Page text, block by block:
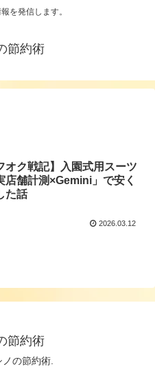
を発信します。
節約術
オク戦記】入園式用スーツ
店舗計測×Gemini」で安く
た話
2026.03.12
節約術
の節約術.